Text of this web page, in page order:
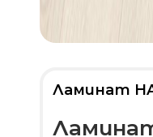
Ламинат